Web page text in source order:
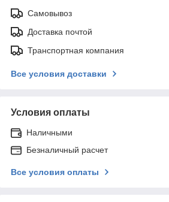
Самовывоз
Доставка почтой
Транспортная компания
Все условия доставки
Условия оплаты
Наличными
Безналичный расчет
Все условия оплаты